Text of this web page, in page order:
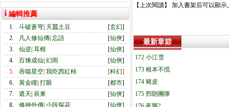
編輯推薦
1. 斗破蒼穹 天蠶土豆 [玄幻]
2.
凡人修仙傳 忘語 [仙俠]
3.
仙逆 耳根 [仙俠]
4.
百煉成仙 幻雨 [仙俠]
5.
吞噬星空 我吃西紅柿 [科幻]
6.
黃金瞳 打眼 [都市]
7.
遮天 辰東 [仙俠]
8.
修神外傳 小段探花 [仙俠]
【上次閱讀】 加入書架后可以顯
最新章節
172 小江雪
173 根本不慌
174 豬皮
175 邢朗團隊